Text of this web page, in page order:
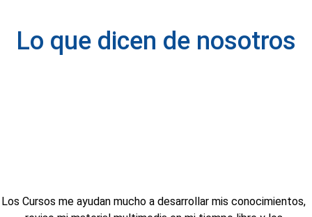
Lo que dicen de nosotros
Los Cursos me ayudan mucho a desarrollar mis conocimientos,